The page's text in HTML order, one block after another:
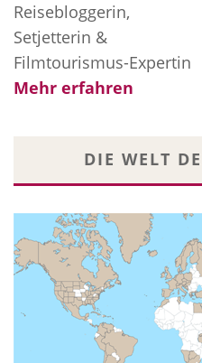
Reisebloggerin,
Setjetterin &
Filmtourismus-Expertin
Mehr erfahren
DIE WELT